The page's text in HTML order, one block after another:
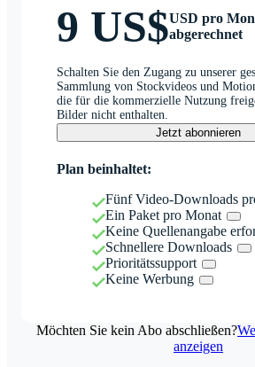
9 US$USD pro
abgerechnet
Schalten Sie den Zugang zu unserer
Sammlung von Stockvideos und
die für die kommerzielle Nutzung
Bilder nicht enthalten.
Jetzt abonnieren
Plan beinhaltet:
Fünf Video-Downloads
Ein Paket pro Monat
Keine Quellenangabe
Schnellere Downloads
Prioritätssupport
Keine Werbung
Möchten Sie kein Abo abschließen?
anzeigen